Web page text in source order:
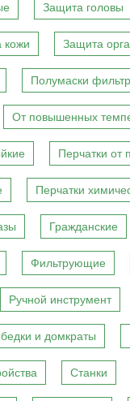
Защита головы
кожи Защита
Полумаски
От повышенных
Перчатки от
Перчатки
Гражданские
Фильтрующие
Ручной инструмент
и домкраты
Станки